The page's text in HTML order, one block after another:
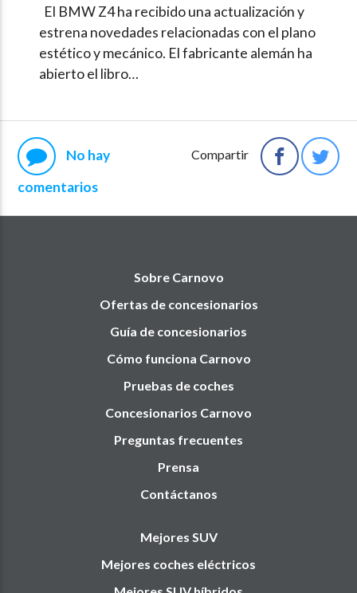
El BMW Z4 ha recibido una actualización y
estrena novedades relacionadas con el plano
estético y mecánico. El fabricante alemán ha
abierto el libro…
Compartir
No hay
comentarios
Sobre Carnovo
Ofertas de concesionarios
Guía de concesionarios
Cómo funciona Carnovo
Pruebas de coches
Concesionarios Carnovo
Preguntas frecuentes
Prensa
Contáctanos
Mejores SUV
Mejores coches eléctricos